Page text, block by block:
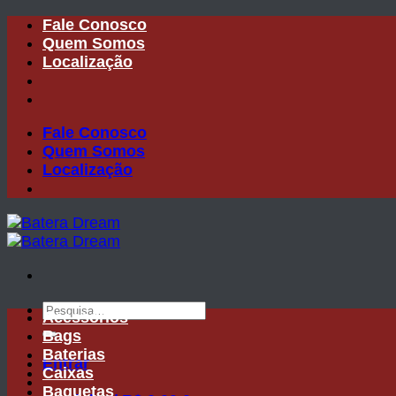
Skip
content
Fale Conosco
Quem Somos
Localização
Fale Conosco
Quem Somos
Localização
Pesquisar
por:
Entrar
Acessórios
Bags
Baterias
Caixas
Baquetas